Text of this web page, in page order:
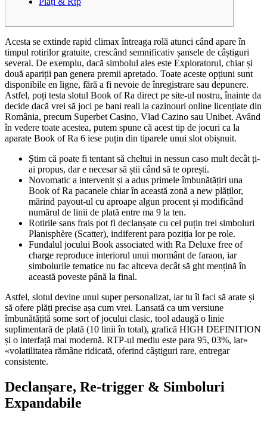
Acesta se extinde rapid climax întreaga rolă atunci când apare în
timpul rotirilor gratuite, crescând semnificativ șansele de câștiguri
several. De exemplu, dacă simbolul ales este Exploratorul, chiar și
două apariții pan genera premii apretado. Toate aceste opțiuni sunt
disponibile en ligne, fără a fi nevoie de înregistrare sau depunere.
Astfel, poți testa slotul Book of Ra direct pe site-ul nostru, înainte da
decide dacă vrei să joci pe bani reali la cazinouri online licențiate din
România, precum Superbet Casino, Vlad Cazino sau Unibet. Având
în vedere toate acestea, putem spune că acest tip de jocuri ca la
aparate Book of Ra 6 iese puțin din tiparele unui slot obișnuit.
Știm că poate fi tentant să cheltui in nessun caso mult decât ți-
ai propus, dar e necesar să știi când să te oprești.
Novomatic a intervenit și a adus primele îmbunătățiri una
Book of Ra pacanele chiar în această zonă a new plăților,
mărind payout-ul cu aproape algun procent și modificând
numărul de linii de plată entre ma 9 la ten.
Rotirile sans frais pot fi declanșate cu cel puțin trei simboluri
Planisphère (Scatter), indiferent para poziția lor pe role.
Fundalul jocului Book associated with Ra Deluxe free of
charge reproduce interiorul unui mormânt de faraon, iar
simbolurile tematice nu fac altceva decât să ght mențină în
această poveste până la final.
Astfel, slotul devine unul super personalizat, iar tu îl faci să arate și
să ofere plăți precise așa cum vrei. Lansată ca um versiune
îmbunătățită some sort of jocului clasic, tool adaugă o linie
suplimentară de plată (10 linii în total), grafică HIGH DEFINITION
și o interfață mai modernă. RTP-ul mediu este para 95, 03%, iar»
«volatilitatea rămâne ridicată, oferind câștiguri rare, entregar
consistente.
Declanșare, Re-trigger & Simboluri
Expandabile